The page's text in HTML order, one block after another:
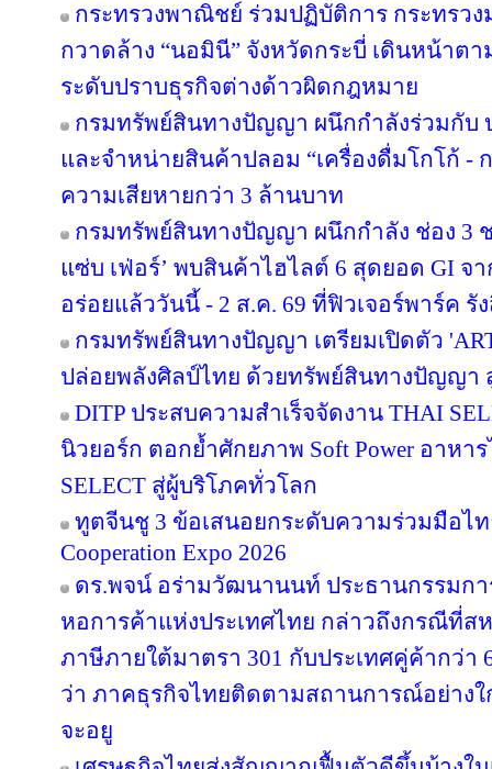
กระทรวงพาณิชย์ ร่วมปฏิบัติการ กระทรว
กวาดล้าง “นอมินี” จังหวัดกระบี่ เดินหน้าต
ระดับปราบธุรกิจต่างด้าวผิดกฎหมาย
กรมทรัพย์สินทางปัญญา ผนึกกำลังร่วมกับ
และจำหน่ายสินค้าปลอม “เครื่องดื่มโกโก้ -
ความเสียหายกว่า 3 ล้านบาท
กรมทรัพย์สินทางปัญญา ผนึกกำลัง ช่อง 3
แซ่บ เฟ่อร์’ พบสินค้าไฮไลต์ 6 สุดยอด GI จ
อร่อยแล้ววันนี้ - 2 ส.ค. 69 ที่ฟิวเจอร์พาร์ค รั
กรมทรัพย์สินทางปัญญา เตรียมเปิดตัว
ปล่อยพลังศิลป์ไทย ด้วยทรัพย์สินทางปัญญา
DITP ประสบความสำเร็จจัดงาน THAI
นิวยอร์ก ตอกย้ำศักยภาพ Soft Power อาหา
SELECT สู่ผู้บริโภคทั่วโลก
ทูตจีนชู 3 ข้อเสนอยกระดับความร่วมมือไท
Cooperation Expo 2026
ดร.พจน์ อร่ามวัฒนานนท์ ประธานกรรมก
หอการค้าแห่งประเทศไทย กล่าวถึงกรณีที่ส
ภาษีภายใต้มาตรา 301 กับประเทศคู่ค้ากว่า
ว่า ภาคธุรกิจไทยติดตามสถานการณ์อย่าง
จะอยู